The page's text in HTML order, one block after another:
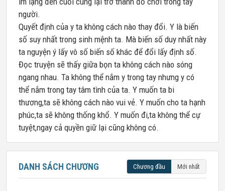
người.
Quyết định của y ta không cách nào thay đổi. Y là biến
số suy nhất trong sinh mệnh ta. Mà biến số duy nhất này
ta nguyện ý lấy vô số biến số khác để đổi lấy định số.
Đọc truyện sẽ thấy giữa bọn ta không cách nào sóng
ngang nhau. Ta không thể nắm y trong tay nhưng y có
thể nắm trong tay tâm tình của ta. Y muốn ta bi
thương,ta sẽ không cách nào vui vẻ. Y muốn cho ta hạnh
phúc,ta sẽ không thống khổ. Y muốn đi,ta không thể cự
tuyệt,ngay cả quyền giữ lại cũng không có.
DANH SÁCH CHƯƠNG Chương đầu Mới nhất